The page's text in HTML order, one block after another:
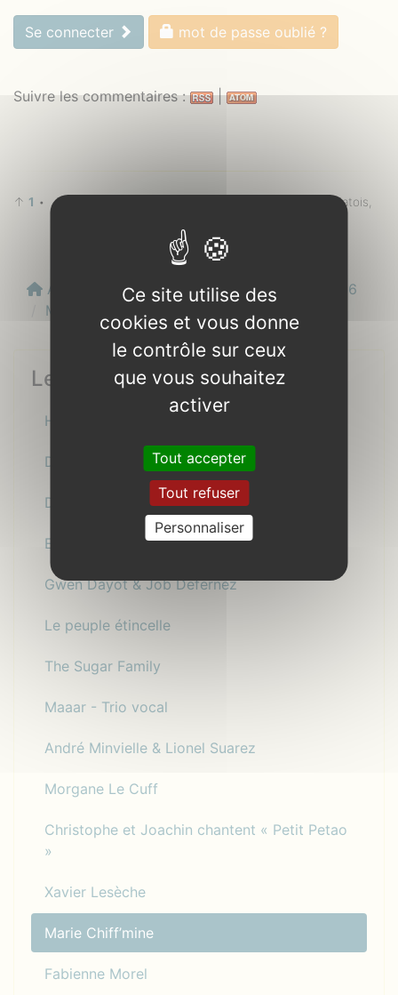
Se connecter mot de passe oublié ?
Suivre les commentaires : |
↑ 1 •
Gallo=langue romane de Bretagne appelé aussi patois,
Accueil Programmation
Les Artistes 2026
Marie Chiff’mine
Les Artistes
Hamon Martin quintet
Drache
Duo Landat-Moisson
Enneade
Gwen Dayot & Job Defernez
Le peuple étincelle
The Sugar Family
Maaar - Trio vocal
André Minvielle & Lionel Suarez
Morgane Le Cuff
Christophe et Joachin chantent « Petit Petao
»
Xavier Lesèche
Marie Chiff’mine
Fabienne Morel
Ce site utilise des
cookies et vous donne
le contrôle sur ceux
que vous souhaitez
activer
Tout accepter
Tout refuser
Personnaliser